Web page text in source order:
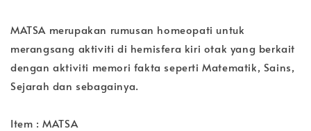
MATSA merupakan rumusan homeopati untuk
merangsang aktiviti di hemisfera kiri otak yang berkait
dengan aktiviti memori fakta seperti Matematik, Sains,
Sejarah dan sebagainya.
Item : MATSA